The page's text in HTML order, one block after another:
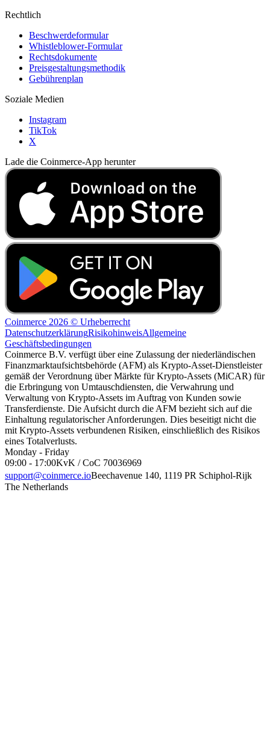
Rechtlich
Beschwerdeformular
Whistleblower-Formular
Rechtsdokumente
Preisgestaltungsmethodik
Gebührenplan
Soziale Medien
Instagram
TikTok
X
Lade die Coinmerce-App herunter
Coinmerce 2026 © Urheberrecht
DatenschutzerklärungRisikohinweisAllgemeine
Geschäftsbedingungen
Coinmerce B.V. verfügt über eine Zulassung der niederländischen
Finanzmarktaufsichtsbehörde (AFM) als Krypto-Asset-Dienstleister
gemäß der Verordnung über Märkte für Krypto-Assets (MiCAR) für
die Erbringung von Umtauschdiensten, die Verwahrung und
Verwaltung von Krypto-Assets im Auftrag von Kunden sowie
Transferdienste. Die Aufsicht durch die AFM bezieht sich auf die
Einhaltung regulatorischer Anforderungen. Dies beseitigt nicht die
mit Krypto-Assets verbundenen Risiken, einschließlich des Risikos
eines Totalverlusts.
Monday - Friday
09:00 - 17:00KvK / CoC 70036969
support@coinmerce.ioBeechavenue 140, 1119 PR Schiphol-Rijk
The Netherlands